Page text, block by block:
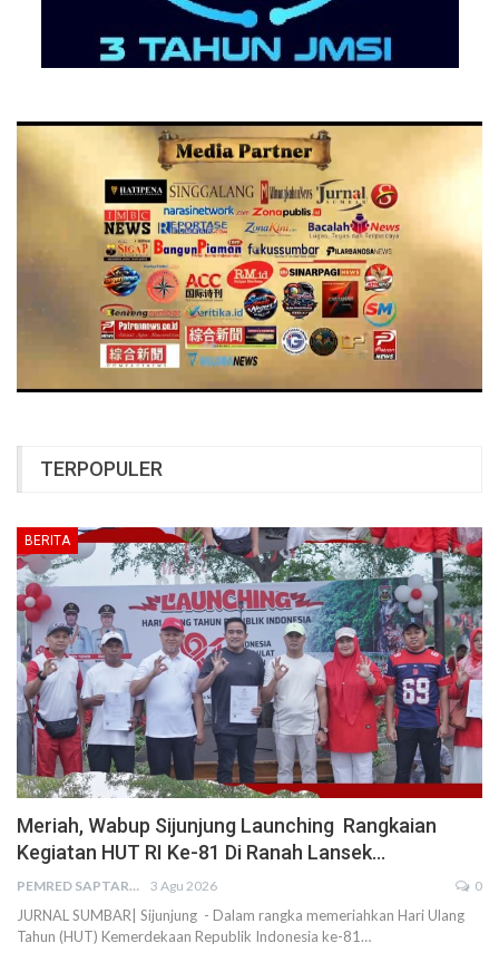
TERPOPULER
BERITA
Meriah, Wabup Sijunjung Launching Rangkaian
Kegiatan HUT RI Ke-81 Di Ranah Lansek…
PEMRED SAPTARIUS 3 Agu 2026 0
JURNAL SUMBAR| Sijunjung - Dalam rangka memeriahkan Hari Ulang
Tahun (HUT) Kemerdekaan Republik Indonesia ke-81…